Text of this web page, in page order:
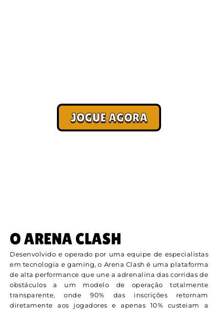
JOGUE AGORA
O ARENA CLASH
Desenvolvido e operado por uma equipe de especialistas
em tecnologia e gaming, o Arena Clash é uma plataforma
de alta performance que une a adrenalina das corridas de
obstáculos a um modelo de operação totalmente
transparente, onde 90% das inscrições retornam
diretamente aos jogadores e apenas 10% custeiam a